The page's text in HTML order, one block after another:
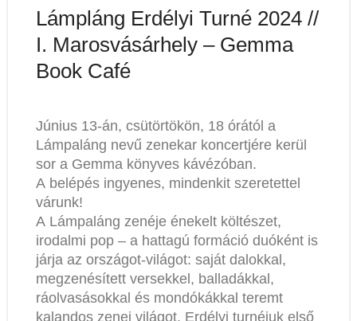
Lámpláng Erdélyi Turné 2024 //
I. Marosvásárhely – Gemma
Book Café
Június 13-án, csütörtökön, 18 órától a
Lámpaláng nevű zenekar koncertjére kerül
sor a Gemma könyves kávézóban.
A belépés ingyenes, mindenkit szeretettel
várunk!
A Lámpaláng zenéje énekelt költészet,
irodalmi pop – a hattagú formáció duóként is
járja az országot-világot: saját dalokkal,
megzenésített versekkel, balladákkal,
ráolvasásokkal és mondókákkal teremt
kalandos zenei világot. Erdélyi turnéjuk első